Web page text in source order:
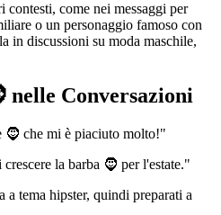
come nei messaggi per
o un personaggio famoso con
in discussioni su moda maschile,
nelle Conversazioni
che mi è piaciuto molto!"
la barba 🧔 per l'estate."
a tema hipster, quindi preparati a